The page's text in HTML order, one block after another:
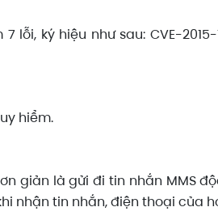
ký hiệu như sau: CVE-2015-
hiểm.
giản là gửi đi tin nhắn MMS
nhận tin nhắn, điện thoại của